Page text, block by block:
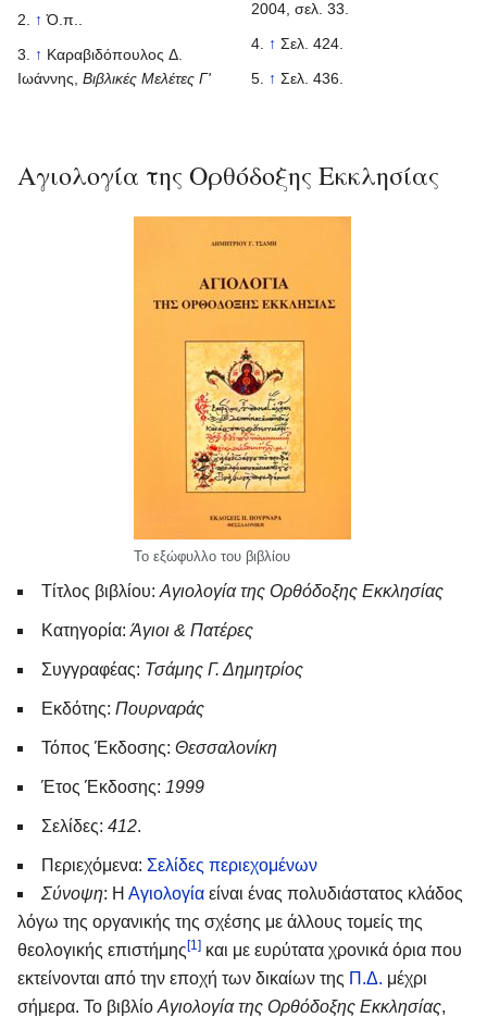
↑ Ό.π..
↑ Καραβιδόπουλος Δ.
Ιωάννης, Βιβλικές Μελέτες Γ'
2004, σελ. 33.
↑ Σελ. 424.
↑ Σελ. 436.
Αγιολογία της Ορθόδοξης Εκκλησίας
Το εξώφυλλο του βιβλίου
Τίτλος βιβλίου: Αγιολογία της Ορθόδοξης Εκκλησίας
Κατηγορία: Άγιοι & Πατέρες
Συγγραφέας: Τσάμης Γ. Δημητρίος
Εκδότης: Πουρναράς
Τόπος Έκδοσης: Θεσσαλονίκη
Έτος Έκδοσης: 1999
Σελίδες: 412.
Περιεχόμενα: Σελίδες περιεχομένων
Σύνοψη: Η Αγιολογία είναι ένας πολυδιάστατος κλάδος
λόγω της οργανικής της σχέσης με άλλους τομείς της
θεολογικής επιστήμης[1] και με ευρύτατα χρονικά όρια που
εκτείνονται από την εποχή των δικαίων της Π.Δ. μέχρι
σήμερα. Το βιβλίο Αγιολογία της Ορθόδοξης Εκκλησίας,